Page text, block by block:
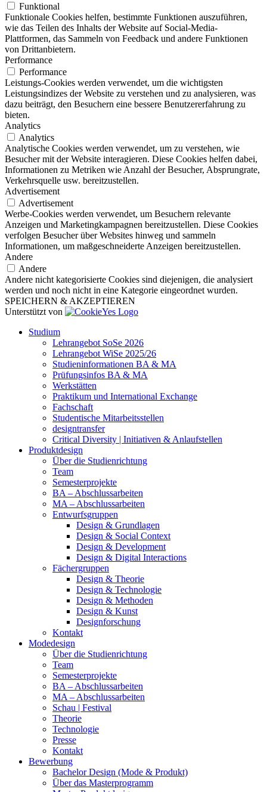
Funktional
Funktionale Cookies helfen, bestimmte Funktionen auszuführen,
wie das Teilen des Inhalts der Website auf Social-Media-
Plattformen, das Sammeln von Feedback und andere Funktionen
von Drittanbietern.
Performance
Performance
Leistungs-Cookies werden verwendet, um die wichtigsten
Leistungsindizes der Website zu verstehen und zu analysieren, was
dazu beiträgt, den Besuchern eine bessere Benutzererfahrung zu
bieten.
Analytics
Analytics
Analytische Cookies werden verwendet, um zu verstehen, wie
Besucher mit der Website interagieren. Diese Cookies helfen dabei,
Informationen zu Metriken wie Anzahl der Besucher, Absprungrate,
Verkehrsquelle usw. bereitzustellen.
Advertisement
Advertisement
Werbe-Cookies werden verwendet, um Besuchern relevante
Anzeigen und Marketingkampagnen bereitzustellen. Diese Cookies
verfolgen Besucher über Websites hinweg und sammeln
Informationen, um maßgeschneiderte Anzeigen bereitzustellen.
Andere
Andere
Andere nicht kategorisierte Cookies sind diejenigen, die analysiert
werden und noch nicht in eine Kategorie eingeordnet wurden.
SPEICHERN & AKZEPTIEREN
Unterstützt von
Studium
Lehrangebot SoSe 2026
Lehrangebot WiSe 2025/26
Studieninformationen ­BA & MA
Prüfungsinfos BA & MA
Werkstätten
Praktikum und International Exchange
Fachschaft
Studentische Mitarbeitsstellen
designtransfer
Critical Diversity | Initiativen & Anlaufstellen
Produktdesign
Über die Studienrichtung
Team
Semesterprojekte
BA – Abschlussarbeiten
MA – Abschlussarbeiten
Entwurfsgruppen
Design & Grundlagen
Design & Social Context
Design & Development
Design & Digital Interactions
Fächergruppen
Design & Theorie
Design & Technologie
Design & Methoden
Design & Kunst
Designforschung
Kontakt
Modedesign
Über die Studienrichtung
Team
Semesterprojekte
BA – Abschlussarbeiten
MA – Abschlussarbeiten
Schau | Festival
Theorie
Technologie
Presse
Kontakt
Bewerbung
Bachelor Design (Mode & Produkt)
Über das Masterprogramm